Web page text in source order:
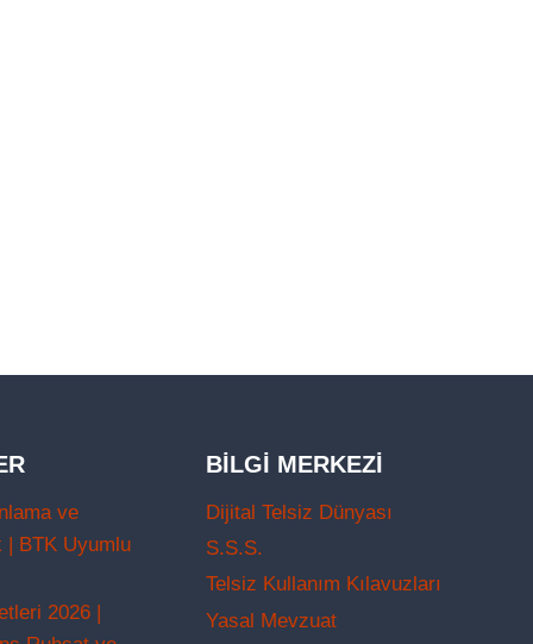
ve
| BTK Uyumlu
2026 |
BILGI MERKEZI
Dijital Telsiz Dünyası
S.S.S.
Telsiz Kullanım Kılavuzları
Yasal Mevzuat